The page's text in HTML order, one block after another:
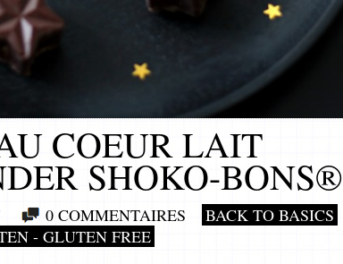
COEUR LAIT
SHOKO-BONS®
0 COMMENTAIRES
BACK TO BASICS
- GLUTEN FREE